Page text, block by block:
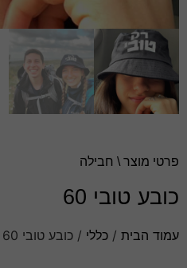
פרטי מוצר \ חבילה
כובע טובי 60
עמוד הבית / כללי / כובע טובי 60